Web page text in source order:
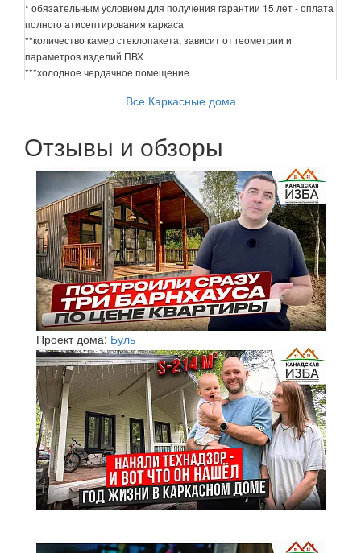
* обязательным условием для получения гарантии 15 лет - оплата
полного атисептирования каркаса
**количество камер стеклопакета, зависит от геометрии и
параметров изделий ПВХ
***холодное чердачное помещение
Все Каркасные дома
Отзывы и обзоры
Проект дома: Буль